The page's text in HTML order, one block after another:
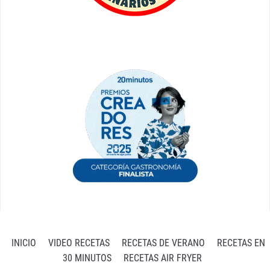
INICIO VIDEO RECETAS RECETAS DE VERANO
RECETAS EN
30 MINUTOS
RECETAS AIR FRYER